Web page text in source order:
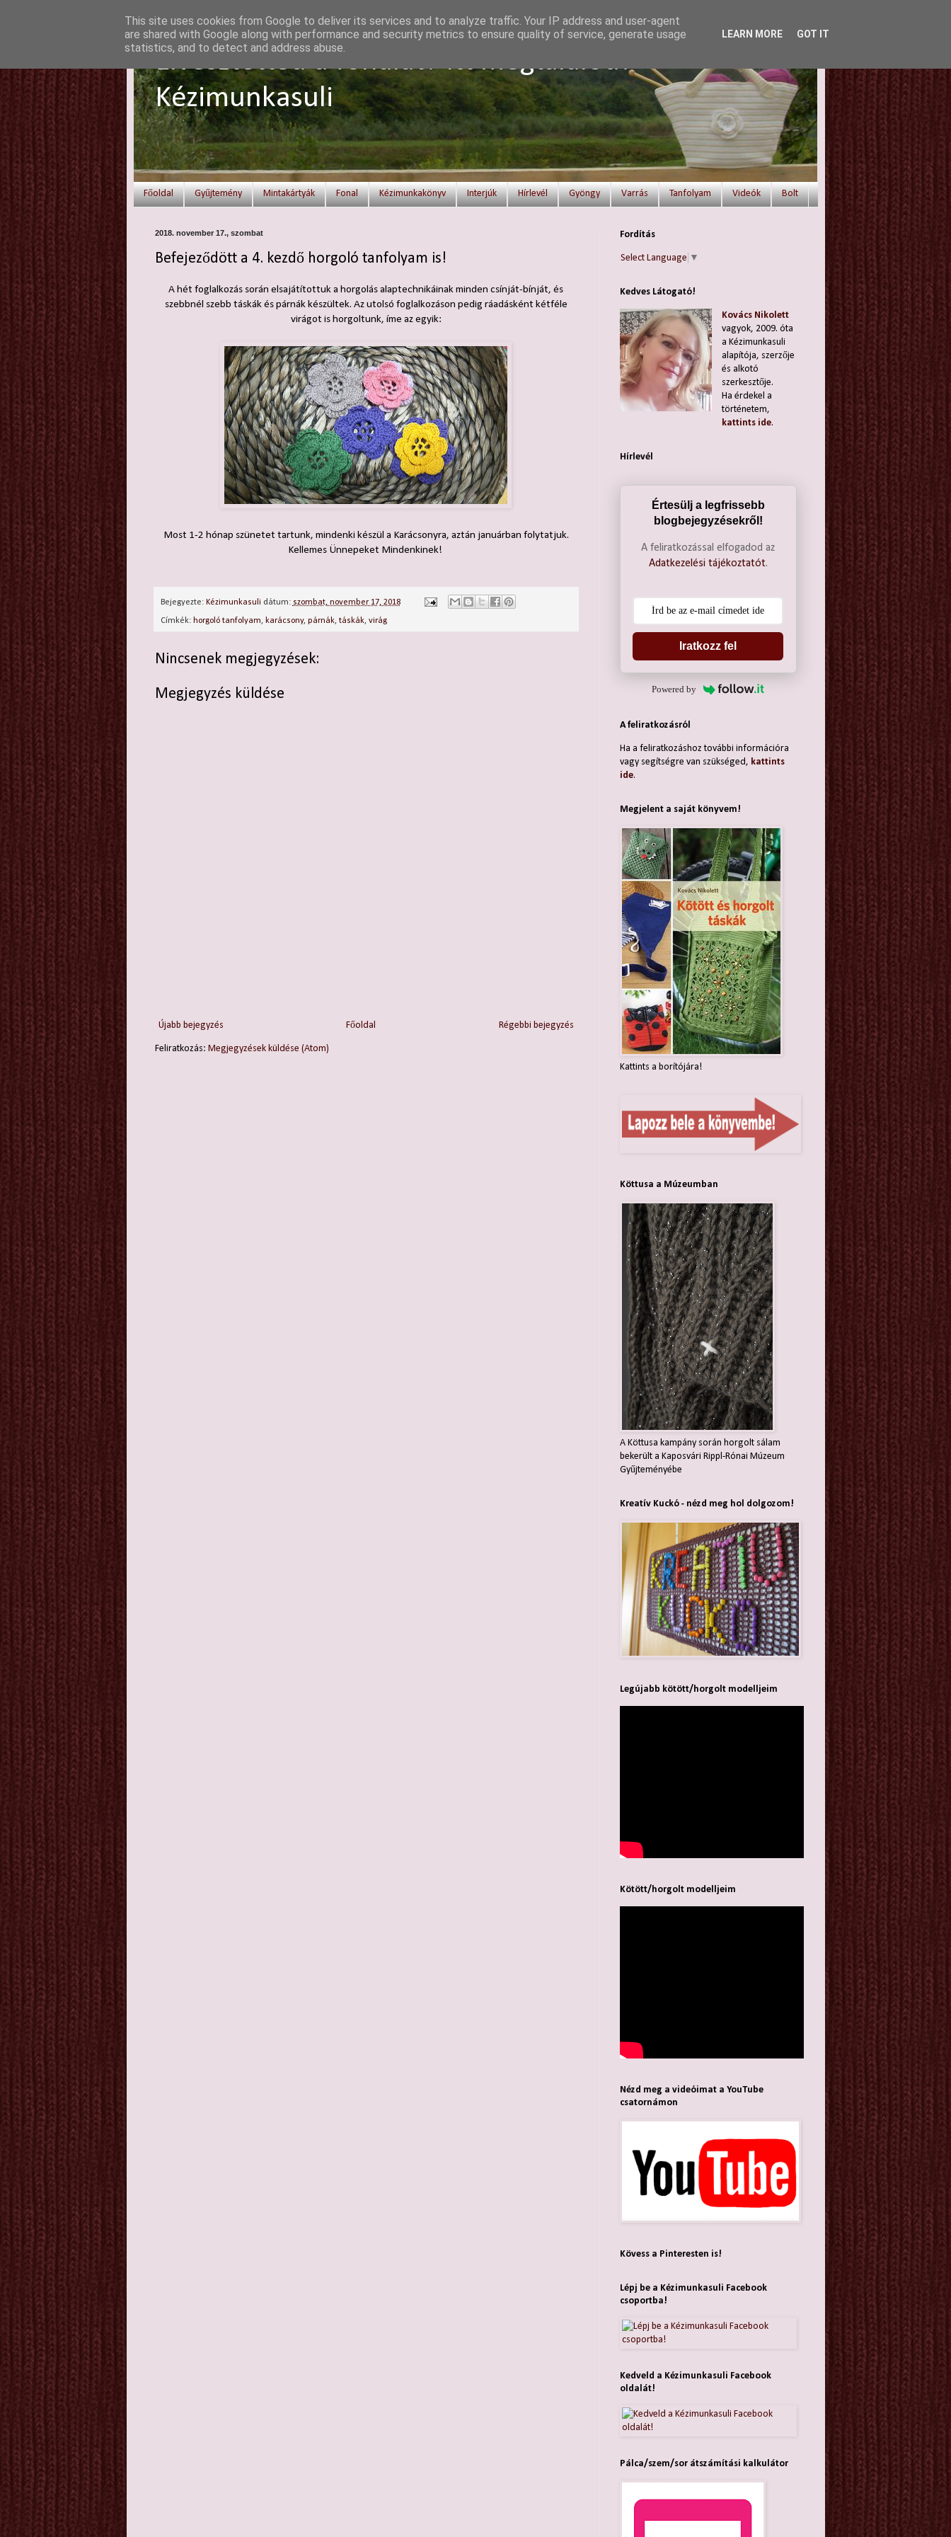
Elvesztetted a fonalat? Itt megtalálod!
Kézimunkasuli
Főoldal Gyűjtemény Mintakártyák Fonal Kézimunkakönyv Interjúk Hírlevél Gyöngy Varrás Tanfolyam Videók Bolt
2018. november 17., szombat
Befejeződött a 4. kezdő horgoló tanfolyam is!
A hét foglalkozás során elsajátítottuk a horgolás alaptechnikáinak minden csínját-bínját, és
szebbnél szebb táskák és párnák készültek. Az utolsó foglalkozáson pedig ráadásként kétféle
virágot is horgoltunk, íme az egyik:
Most 1-2 hónap szünetet tartunk, mindenki készül a Karácsonyra, aztán januárban folytatjuk.
Kellemes Ünnepeket Mindenkinek!
Bejegyezte: Kézimunkasuli dátum: szombat, november 17, 2018
Címkék: horgoló tanfolyam, karácsony, párnák, táskák, virág
Nincsenek megjegyzések:
Megjegyzés küldése
Újabb bejegyzés Régebbi bejegyzés
Főoldal
Feliratkozás: Megjegyzések küldése (Atom)
Fordítás
Select Language ▼
Kedves Látogató!
Kovács Nikolett
vagyok, 2009. óta
a Kézimunkasuli
alapítója, szerzője
és alkotó
szerkesztője.
Ha érdekel a
történetem,
kattints ide.
Hírlevél
Értesülj a legfrissebb
blogbejegyzésekről!
A feliratkozással elfogadod az
Adatkezelési tájékoztatót.
Iratkozz fel
Powered by
A feliratkozásról
Ha a feliratkozáshoz további információra
vagy segítségre van szükséged, kattints
ide.
Megjelent a saját könyvem!
Kattints a borítójára!
Köttusa a Múzeumban
A Köttusa kampány során horgolt sálam
bekerült a Kaposvári Rippl-Rónai Múzeum
Gyűjteményébe
Kreatív Kuckó - nézd meg hol dolgozom!
Legújabb kötött/horgolt modelljeim
Kötött/horgolt modelljeim
Nézd meg a videóimat a YouTube
csatornámon
Kövess a Pinteresten is!
Lépj be a Kézimunkasuli Facebook
csoportba!
Kedveld a Kézimunkasuli Facebook
oldalát!
Pálca/szem/sor átszámítási kalkulátor
This site uses cookies from Google to deliver its services and to analyze traffic. Your IP address and user-agent
are shared with Google along with performance and security metrics to ensure quality of service, generate usage
statistics, and to detect and address abuse.
LEARN MORE GOT IT